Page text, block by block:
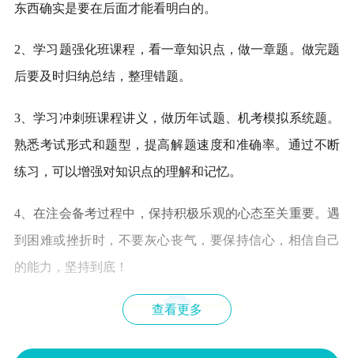
东西确实是要在后面才能看明白的。
2、学习题强化班课程，看一章知识点，做一章题。做完题
后要及时归纳总结，整理错题。
3、学习冲刺班课程讲义，做历年试题、机考模拟系统题。
熟悉考试形式和题型，提高解题速度和准确率。通过不断
练习，可以增强对知识点的理解和记忆。
4、在注会备考过程中，保持积极乐观的心态至关重要。遇
到困难或挫折时，不要灰心丧气，要保持信心，相信自己
的能力，坚持到底！
注会各科怎么考？
查看更多